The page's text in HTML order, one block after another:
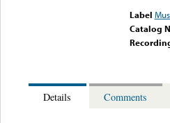
Label
Catalog
Details Comments